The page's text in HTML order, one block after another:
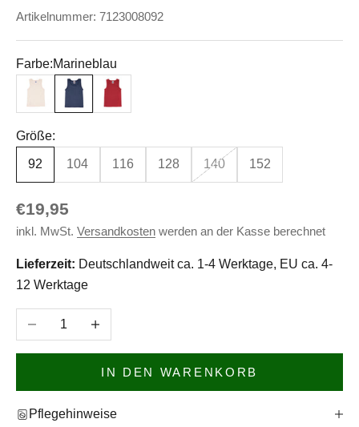
Artikelnummer: 7123008092
Farbe:Marineblau
Natur
Marineblau
Rot
Größe:
92 104 116 128 140 152
Angebot
€19,95
inkl. MwSt. Versandkosten werden an der Kasse berechnet
Lieferzeit: Deutschlandweit ca. 1-4 Werktage, EU ca. 4-
12 Werktage
Anzahl verringernAnzahl erhöhen
IN DEN WARENKORB
Pflegehinweise